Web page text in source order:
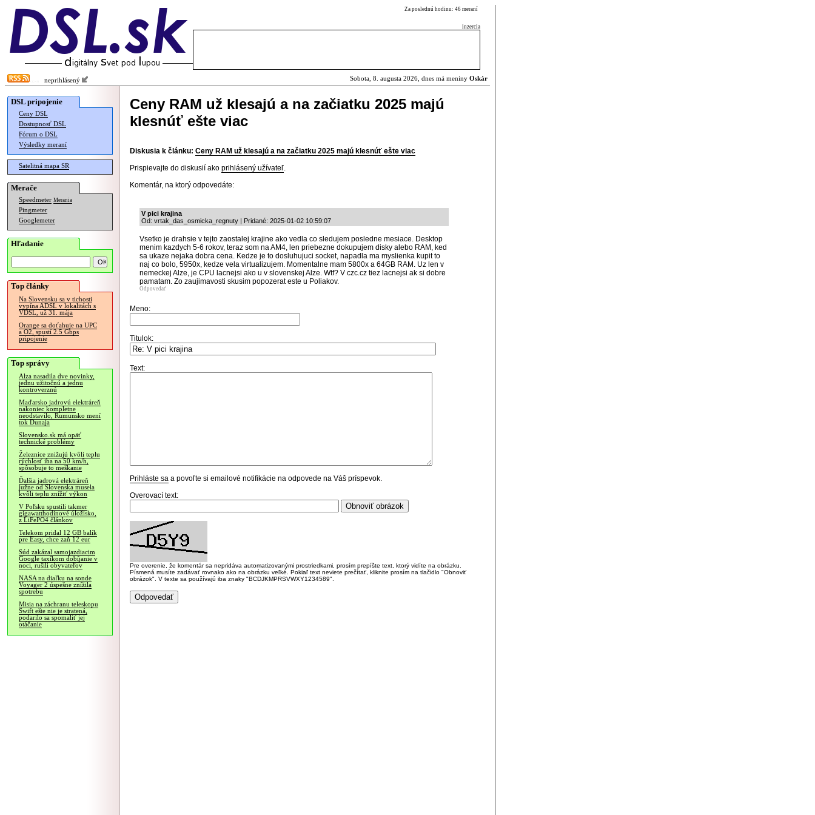
Za poslednú hodinu: 46 meraní
inzercia
neprihlásený Sobota, 8. augusta 2026, dnes má meniny Oskár
DSL pripojenie
Ceny DSL
Dostupnosť DSL
Fórum o DSL
Výsledky meraní
Satelitná mapa SR
Merače
Speedmeter Merania
Pingmeter
Googlemeter
Hľadanie
Top články
Na Slovensku sa v tichosti
vypína ADSL v lokalitách s
VDSL, už 31. mája
Orange sa doťahuje na UPC
a O2, spustí 2.5 Gbps
pripojenie
Top správy
Alza nasadila dve novinky,
jednu užitočnú a jednu
kontroverznú
Maďarsko jadrovú elektráreň
nakoniec kompletne
neodstavilo, Rumunsko mení
tok Dunaja
Slovensko.sk má opäť
technické problémy
Železnice znižujú kvôli teplu
rýchlosť iba na 50 km/h,
spôsobuje to meškanie
Ďalšia jadrová elektráreň
južne od Slovenska musela
kvôli teplu znížiť výkon
V Poľsku spustili takmer
gigawatthodinové úložisko,
z LiFePO4 článkov
Telekom pridal 12 GB balík
pre Easy, chce zaň 12 eur
Súd zakázal samojazdiacim
Google taxíkom dobíjanie v
noci, rušili obyvateľov
NASA na diaľku na sonde
Voyager 2 úspešne znížila
spotrebu
Misia na záchranu teleskopu
Swift ešte nie je stratená,
podarilo sa spomaliť jej
otáčanie
Ceny RAM už klesajú a na začiatku 2025 majú
klesnúť ešte viac
Diskusia k článku: Ceny RAM už klesajú a na začiatku 2025 majú klesnúť ešte viac
Prispievajte do diskusií ako prihlásený užívateľ.
Komentár, na ktorý odpovedáte:
V pici krajina
Od: vrtak_das_osmicka_regnuty | Pridané: 2025-01-02 10:59:07
Vsetko je drahsie v tejto zaostalej krajine ako vedla co sledujem posledne mesiace. Desktop
menim kazdych 5-6 rokov, teraz som na AM4, len priebezne dokupujem disky alebo RAM, ked
sa ukaze nejaka dobra cena. Kedze je to dosluhujuci socket, napadla ma myslienka kupit to
naj co bolo, 5950x, kedze vela virtualizujem. Momentalne mam 5800x a 64GB RAM. Uz len v
nemeckej Alze, je CPU lacnejsi ako u v slovenskej Alze. Wtf? V czc.cz tiez lacnejsi ak si dobre
pamatam. Zo zaujimavosti skusim popozerat este u Poliakov.
Odpovedať
Meno:
Titulok:
Text:
Prihláste sa a povoľte si emailové notifikácie na odpovede na Váš príspevok.
Overovací text:
Pre overenie, že komentár sa nepridáva automatizovanými prostriedkami, prosím prepíšte text, ktorý vidíte na obrázku.
Písmená musíte zadávať rovnako ako na obrázku veľké. Pokiaľ text neviete prečítať, kliknite prosím na tlačidlo "Obnoviť
obrázok". V texte sa používajú iba znaky "BCDJKMPRSVWXY1234589".